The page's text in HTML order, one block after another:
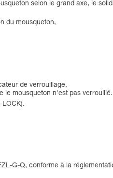
selon le grand axe, le
du mousqueton,
de verrouillage,
le mousqueton n'est pas verrouillé.
LOCK).
G-Q, conforme à la